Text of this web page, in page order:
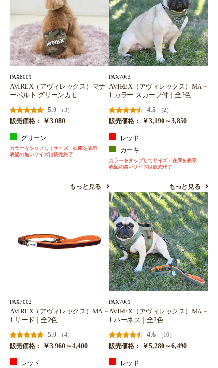
PAX8001
AVIREX（アヴィレックス）マナ
ーベルト グリーンカモ
5.0
（3）
販売価格：
￥3,080
グリーン
カラーをタップしてサイズ・在庫を表示
表記の無いサイズは販売終了
もっと見る
PAX7003
AVIREX（アヴィレックス）MA－
1 カラー スカーフ付｜全2色
4.5
（2）
販売価格：
￥3,190～3,850
レッド
カーキ
カラーをタップしてサイズ・在庫を表示
表記の無いサイズは販売終了
もっと見る
PAX7002
AVIREX（アヴィレックス）MA－
1 リード｜全2色
5.0
（4）
販売価格：
￥3,960～4,400
レッド
PAX7001
AVIREX（アヴィレックス）MA－
1 ハーネス｜全2色
4.6
（10）
販売価格：
￥5,280～6,490
レッド